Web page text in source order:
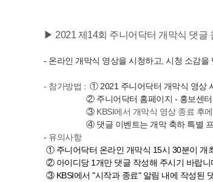
▶ 2021 제14회 주니어닥터 개막식 댓글
- 온라인 개막식 영상을 시청하고, 시청 소감
- 참가방법 : ① 2021 주니어닥터 개막식 영상
② 주니어닥터 홈페이지 - 홍보센터 - 이
③KBSI에서 개막식 영상 종료 후에
④ 댓글 이벤트는 개막 축하 특별 프로
- 유의사항
① 주니어닥터 온라인 개막식 15시 30분이 개
② 아이디당 1개만 댓글 작성해 주시기 바랍니
③ KBSI에서 "시작과 종료" 알림 내에 작성된